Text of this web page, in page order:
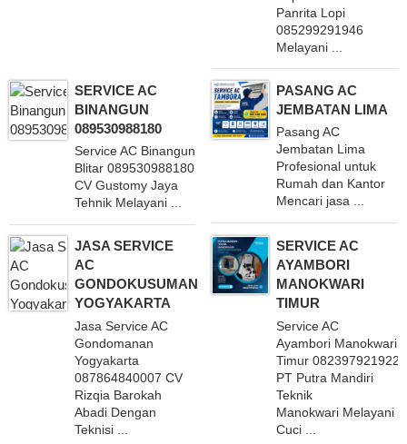
Panrita Lopi
085299291946
Melayani ...
SERVICE AC
BINANGUN
089530988180
Service AC Binangun
Blitar 089530988180
CV Gustomy Jaya
Tehnik Melayani ...
PASANG AC
JEMBATAN LIMA
Pasang AC
Jembatan Lima
Profesional untuk
Rumah dan Kantor
Mencari jasa ...
JASA SERVICE
AC
GONDOKUSUMAN
YOGYAKARTA
Jasa Service AC
Gondomanan
Yogyakarta
087864840007 CV
Rizqia Barokah
Abadi Dengan
Teknisi ...
SERVICE AC
AYAMBORI
MANOKWARI
TIMUR
Service AC
Ayambori Manokwari
Timur 082397921922
PT Putra Mandiri
Teknik
Manokwari Melayani
Cuci ...